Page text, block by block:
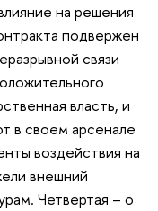
на решения
подвержен
связи
власть, и
в своем арсенале
воздействия на
внешний
Четвертая – о